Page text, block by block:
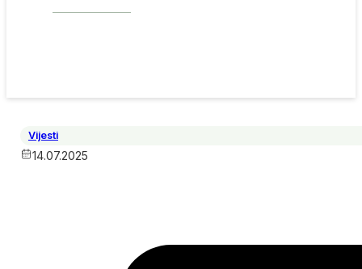
Vijesti
14.07.2025